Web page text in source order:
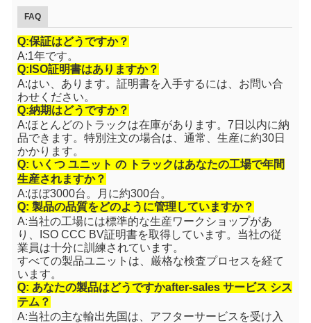
FAQ
Q:保証はどうですか？
A:1年です。
Q:ISO証明書はありますか？
A:はい、あります。証明書を入手するには、お問い合
わせください。
Q:納期はどうですか？
A:ほとんどのトラックは在庫があります。7日以内に納
品できます。特別注文の場合は、通常、生産に約30日
かかります。
Q: いくつ ユニット の トラックはあなたの工場で年間
生産されますか？
A:ほぼ3000台。月に約300台。
Q: 製品の品質をどのように管理していますか？
A:当社の工場には標準的な生産ワークショップがあ
り、ISO CCC BV証明書を取得しています。当社の従
業員は十分に訓練されています。
すべての製品ユニットは、厳格な検査プロセスを経て
います。
Q: あなたの製品はどうですかafter-sales サービス シス
テム？
A:当社の主な輸出先国は、アフターサービスを受け入